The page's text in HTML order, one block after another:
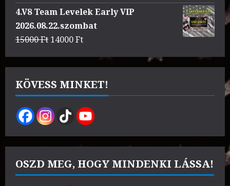
price
was:
4000 Ft.
price
3500 Ft.
4.V8 Team Levelek Early VIP
2026.08.22.szombat
15000Ft Original
was:
15000 Ft.
14000FtCurrent
is:
14000 Ft.
KÖVESS MINKET!
OSZD MEG, HOGY MINDENKI LÁSSA!